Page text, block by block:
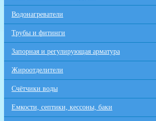
Водонагреватели
Трубы и фитинги
Запорная и регулирующая арматура
Жироотделители
Счётчики воды
Емкости, септики, кессоны, баки